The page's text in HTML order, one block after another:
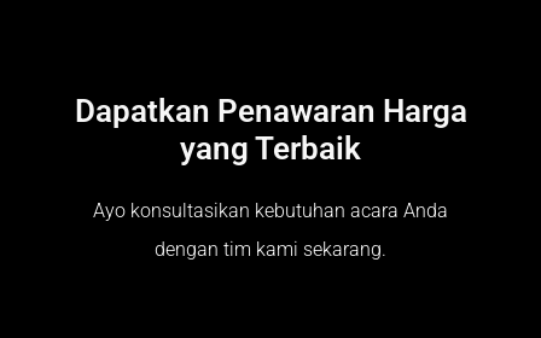
Dapatkan Penawaran Harga
yang Terbaik
Ayo konsultasikan kebutuhan acara Anda
dengan tim kami sekarang.